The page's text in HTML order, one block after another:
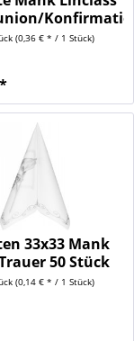
(0,36 € * / 1 Stück)
33x33 Mank
50 Stück
(0,14 € * / 1 Stück)